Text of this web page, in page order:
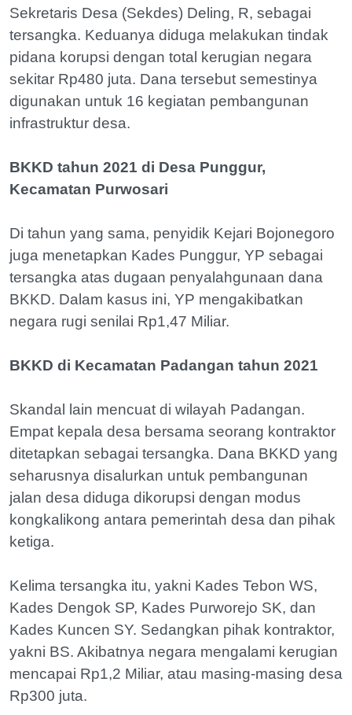
Sekretaris Desa (Sekdes) Deling, R, sebagai
tersangka. Keduanya diduga melakukan tindak
pidana korupsi dengan total kerugian negara
sekitar Rp480 juta. Dana tersebut semestinya
digunakan untuk 16 kegiatan pembangunan
infrastruktur desa.
BKKD tahun 2021 di Desa Punggur,
Kecamatan Purwosari
Di tahun yang sama, penyidik Kejari Bojonegoro
juga menetapkan Kades Punggur, YP sebagai
tersangka atas dugaan penyalahgunaan dana
BKKD. Dalam kasus ini, YP mengakibatkan
negara rugi senilai Rp1,47 Miliar.
BKKD di Kecamatan Padangan tahun 2021
Skandal lain mencuat di wilayah Padangan.
Empat kepala desa bersama seorang kontraktor
ditetapkan sebagai tersangka. Dana BKKD yang
seharusnya disalurkan untuk pembangunan
jalan desa diduga dikorupsi dengan modus
kongkalikong antara pemerintah desa dan pihak
ketiga.
Kelima tersangka itu, yakni Kades Tebon WS,
Kades Dengok SP, Kades Purworejo SK, dan
Kades Kuncen SY. Sedangkan pihak kontraktor,
yakni BS. Akibatnya negara mengalami kerugian
mencapai Rp1,2 Miliar, atau masing-masing desa
Rp300 juta.